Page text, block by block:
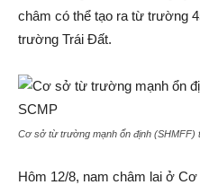
châm có thể tạo ra từ trường
trường Trái Đất.
Cơ sở từ trường mạnh ổn định (SHMFF)
Hôm 12/8, nam châm lai ở